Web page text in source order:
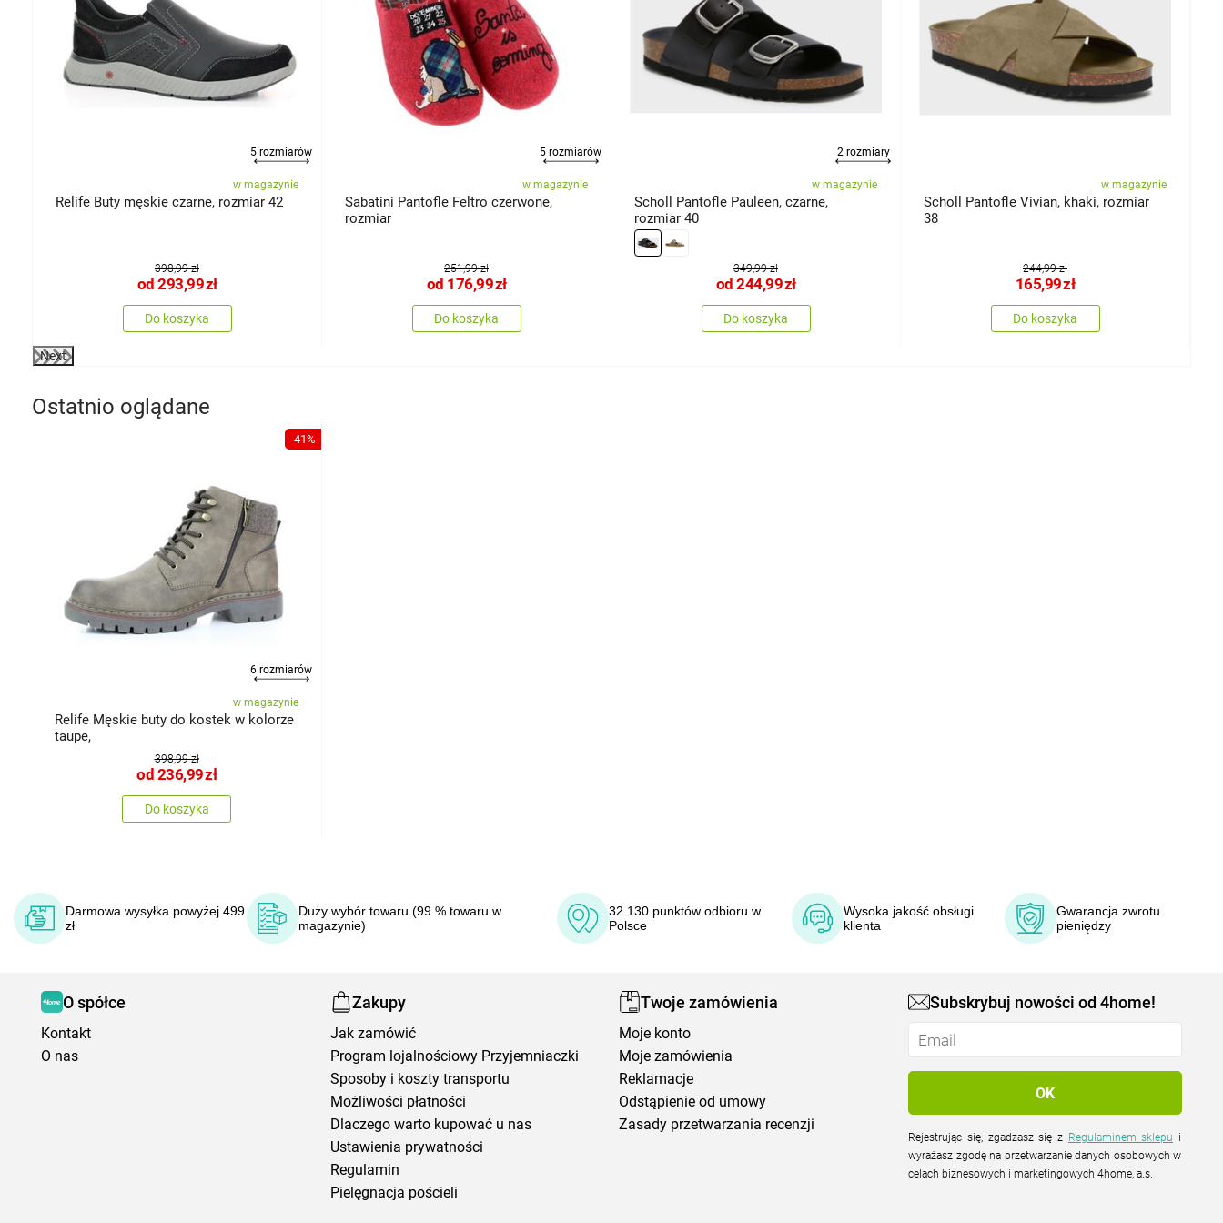
5 rozmiarów
w magazynie
Relife Buty męskie czarne, rozmiar 42
398,99 zł
od 293,99zł
Do koszyka
5 rozmiarów
w magazynie
Sabatini Pantofle Feltro czerwone,
rozmiar
251,99 zł
od 176,99zł
Do koszyka
2 rozmiary
w magazynie
Scholl Pantofle Pauleen, czarne,
rozmiar 40
349,99 zł
od 244,99zł
Do koszyka
w magazynie
Scholl Pantofle Vivian, khaki, rozmiar
38
244,99 zł
165,99zł
Do koszyka
Next
Ostatnio oglądane
-41%
6 rozmiarów
w magazynie
Relife Męskie buty do kostek w kolorze
taupe,
398,99 zł
od 236,99zł
Do koszyka
Darmowa wysyłka powyżej 499
zł
Duży wybór towaru (99 % towaru w
magazynie)
32 130 punktów odbioru w
Polsce
Wysoka jakość obsługi
klienta
Gwarancja zwrotu
pieniędzy
O spółce
Kontakt
O nas
Zakupy
Jak zamówić
Program lojalnościowy Przyjemniaczki
Sposoby i koszty transportu
Możliwości płatności
Dlaczego warto kupować u nas
Ustawienia prywatności
Regulamin
Pielęgnacja pościeli
Twoje zamówienia
Moje konto
Moje zamówienia
Reklamacje
Odstąpienie od umowy
Zasady przetwarzania recenzji
Subskrybuj nowości od 4home!
Rejestrując się, zgadzasz się z Regulaminem sklepu
wyrażasz zgodę na przetwarzanie danych osobowych w
celach biznesowych i marketingowych 4home, a.s.